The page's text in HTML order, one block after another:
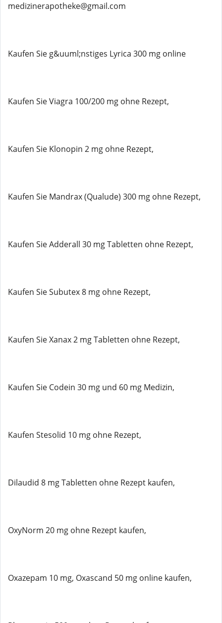
medizinerapotheke@gmail.com
Kaufen Sie g&uuml;nstiges Lyrica 300 mg online
Kaufen Sie Viagra 100/200 mg ohne Rezept,
Kaufen Sie Klonopin 2 mg ohne Rezept,
Kaufen Sie Mandrax (Qualude) 300 mg ohne Rezept,
Kaufen Sie Adderall 30 mg Tabletten ohne Rezept,
Kaufen Sie Subutex 8 mg ohne Rezept,
Kaufen Sie Xanax 2 mg Tabletten ohne Rezept,
Kaufen Sie Codein 30 mg und 60 mg Medizin,
Kaufen Stesolid 10 mg ohne Rezept,
Dilaudid 8 mg Tabletten ohne Rezept kaufen,
OxyNorm 20 mg ohne Rezept kaufen,
Oxazepam 10 mg, Oxascand 50 mg online kaufen,